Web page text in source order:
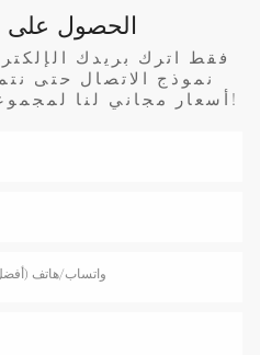
الحصول على
فقط اترك بريدك
نموذج الاتصال حتى
أسعار مجاني لنا لمجموعة واسعة من التصاميم!
واتساب/هاتف